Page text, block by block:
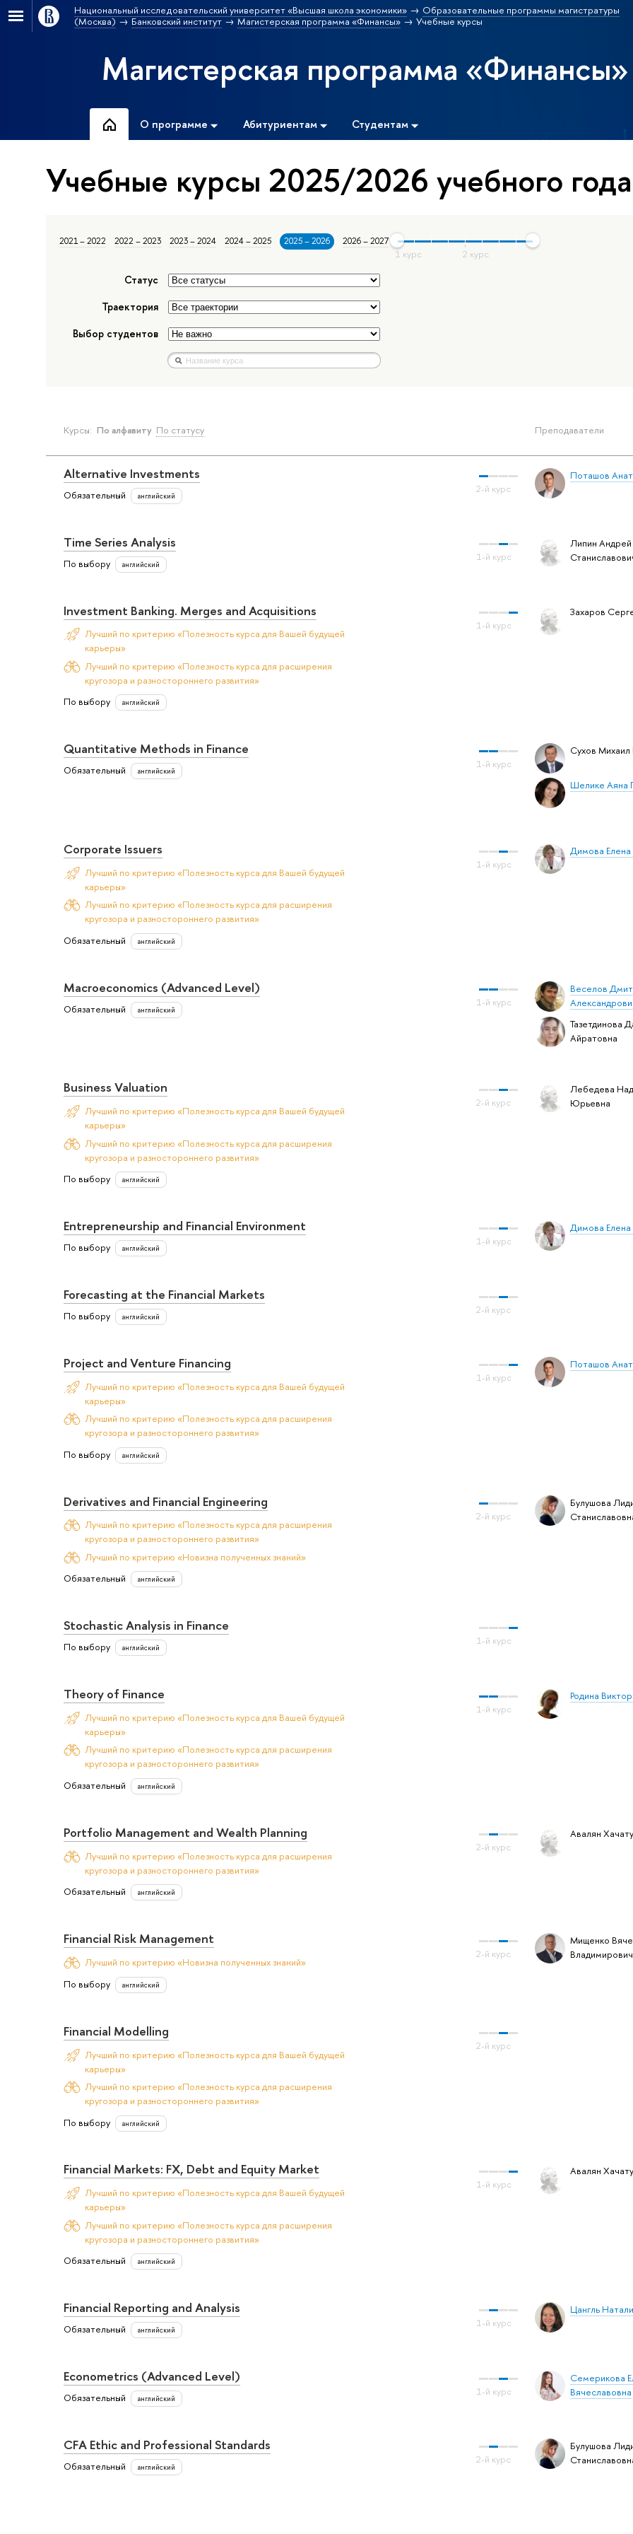
Национальный исследовательский университет «Высшая школа экономики»
Образовательные программы магистратуры
(Москва)
Банковский институт Магистерская программа «Финансы» Учебные курсы
Магистерская программа «Финансы»
О программе Абитуриентам Студентам
Учебные курсы 2025/2026 учебного года
2021 – 2022 2022 – 2023 2023 – 2024 2024 – 2025 2025 – 2026 2026 – 2027
Статус
Траектория
Выбор студентов
Преподаватели
Курсы: По алфавиту По статусу
Поташов
Alternative Investments
Обязательный английский
Липин Андрей
Time Series Analysis
По выбору английский
Захаров
Investment Banking. Merges and Acquisitions
Лучший по критерию «Полезность курса для Вашей будущей
карьеры»
Лучший по критерию «Полезность курса для расширения
кругозора и разностороннего развития»
По выбору
английский
Сухов Михаил
Шелике Аяна
Quantitative Methods in Finance
Обязательный английский
Димова
Corporate Issuers
Лучший по критерию «Полезность курса для Вашей будущей
карьеры»
Лучший по критерию «Полезность курса для расширения
кругозора и разностороннего развития»
Обязательный
английский
Веселов
Тазетдинова
Айратовна
Macroeconomics (Advanced Level)
Обязательный английский
Лебедева
Юрьевна
Business Valuation
Лучший по критерию «Полезность курса для Вашей будущей
карьеры»
Лучший по критерию «Полезность курса для расширения
кругозора и разностороннего развития»
По выбору
английский
Димова Елена
Entrepreneurship and Financial Environment
По выбору английский
Forecasting at the Financial Markets
По выбору английский
Поташов
Project and Venture Financing
Лучший по критерию «Полезность курса для Вашей будущей
карьеры»
Лучший по критерию «Полезность курса для расширения
кругозора и разностороннего развития»
По выбору
английский
Булушова
Derivatives and Financial Engineering
Лучший по критерию «Полезность курса для расширения
кругозора и разностороннего развития»
Лучший по критерию «Новизна полученных знаний»
Обязательный
английский
Stochastic Analysis in Finance
По выбору английский
Родина
Theory of Finance
Лучший по критерию «Полезность курса для Вашей будущей
карьеры»
Лучший по критерию «Полезность курса для расширения
кругозора и разностороннего развития»
Обязательный
английский
Авалян
Portfolio Management and Wealth Planning
Лучший по критерию «Полезность курса для расширения
кругозора и разностороннего развития»
Обязательный
английский
Мищенко
Владимирович
Financial Risk Management
Лучший по критерию «Новизна полученных знаний»
По выбору
английский
Financial Modelling
Лучший по критерию «Полезность курса для Вашей будущей
карьеры»
Лучший по критерию «Полезность курса для расширения
кругозора и разностороннего развития»
По выбору
английский
Авалян
Financial Markets: FX, Debt and Equity Market
Лучший по критерию «Полезность курса для Вашей будущей
карьеры»
Лучший по критерию «Полезность курса для расширения
кругозора и разностороннего развития»
Обязательный
английский
Цангль
Financial Reporting and Analysis
Обязательный английский
Семерикова
Вячеславовна
Econometrics (Advanced Level)
Обязательный английский
Булушова
CFA Ethic and Professional Standards
Обязательный английский